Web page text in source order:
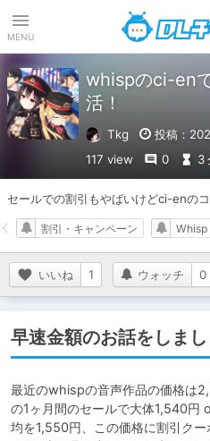
MENU
whispのci-en
活！
Tkg 投稿：
117 view
0 3
セールでの割引もやばいけどci-enの
いいね 1 ウォッチ 0
割引・キャンペーン Whisp
早速金額のお話をしまし
最近のwhispの音声作品の価格は
の1ヶ月間のセールで大体1,540円
均を1,550円、この価格に割引ク